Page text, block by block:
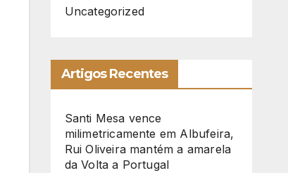
Uncategorized
Artigos Recentes
Santi Mesa vence
milimetricamente em Albufeira,
Rui Oliveira mantém a amarela
da Volta a Portugal